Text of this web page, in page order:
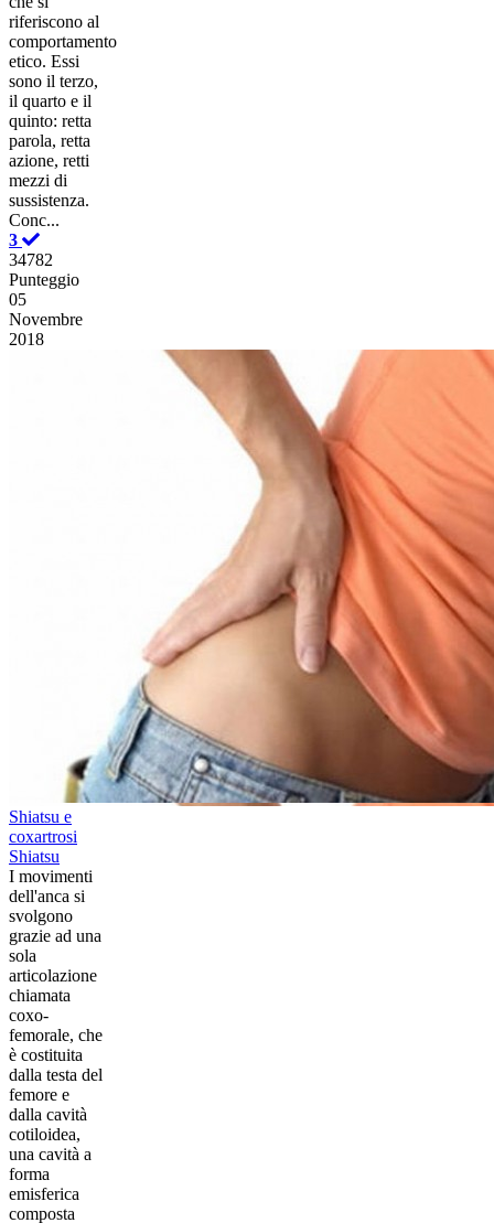
riferiscono al
comportamento
etico. Essi
sono il terzo,
il quarto e il
quinto: retta
parola, retta
azione, retti
mezzi di
sussistenza.
Conc...
3
34782
Punteggio
05
Novembre
2018
Shiatsu e
coxartrosi
Shiatsu
​I movimenti
dell'anca si
svolgono
grazie ad una
sola
articolazione
chiamata
coxo-
femorale, che
è costituita
dalla testa del
femore e
dalla cavità
cotiloidea,
una cavità a
forma
emisferica
composta